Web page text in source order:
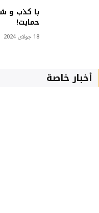
با کذب و
حمایت!
18 جولای 2024
أخبار خاصة